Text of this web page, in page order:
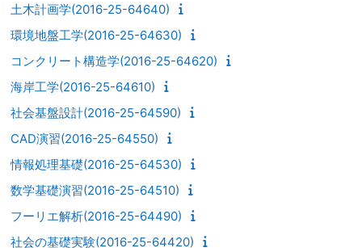
土木計画学(2016-25-64640)
環境地盤工学(2016-25-64630)
コンクリート構造学(2016-25-64620)
海岸工学(2016-25-64610)
社会基盤設計(2016-25-64590)
CAD演習(2016-25-64550)
情報処理基礎(2016-25-64530)
数学基礎演習(2016-25-64510)
フーリエ解析(2016-25-64490)
社会の基礎実験(2016-25-64420)